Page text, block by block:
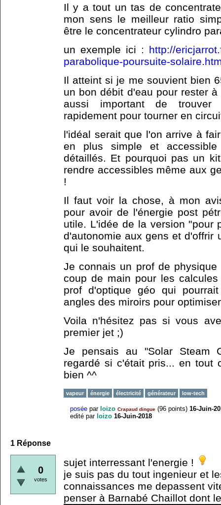
Il y a tout un tas de
mon sens le meilleur ratio
être le concentrateur cylindro
un exemple ici : http://
parabolique-poursuite-
Il atteint si je me souvient bien
un bon débit d'eau pour rester
aussi important de trouver
rapidement pour tourner en
l'idéal serait que l'on arrive à
en plus simple et
détaillés. Et pourquoi pas un
rendre accessibles même aux
!
Il faut voir la chose, à mon
pour avoir de l'énergie post
utile. L'idée de la version "pour
d'autonomie aux gens et d'offrir
qui le souhaitent.
Je connais un prof de
coup de main pour les
prof d'optique géo qui
angles des miroirs pour
Voila n'hésitez pas si vous
premier jet ;)
Je pensais au "Solar Steam
regardé si c'était pris... en tout
bien ^^
vapeur énergie électricité générateur low-tech
posée par loizo Crapaud dingue (96 points) 16-Juin-
edité par loizo 16-Juin-2018
1 Réponse
0
votes
sujet interressant l'energie !
je suis pas du tout ingenieur et
connaissances me depassent
penser à Barnabé Chaillot dont